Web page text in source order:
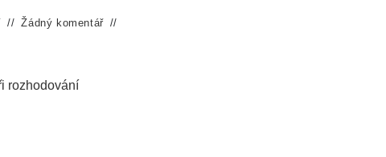
Žádný komentář
rozhodování